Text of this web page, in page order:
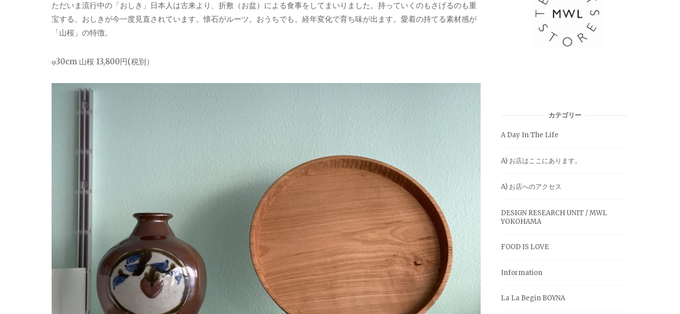
ただいま流行中の「おしき」日本人は古来より、折敷（お盆）による食事をしてまいりました。持っていくのもさげるのも重
宝する、おしきが今一度見直されています。懐石がルーツ。おうちでも。経年変化で育ち味が出ます。愛着の持てる素材感が
「山桜」の特徴。
φ30cm 山桜 13,800円(税別）
カテゴリー
A Day In The Life
A) お店はここにあります。
A) お店へのアクセス
DESIGN RESEARCH UNIT / MWL
YOKOHAMA
FOOD IS LOVE
Information
La La Begin BOYNA